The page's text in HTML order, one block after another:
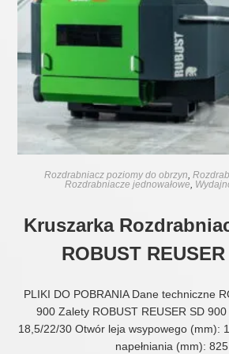
Rozdrabniacz poziomy do obrzyn,
Rozdrabniacze jednowałowe,
Kruszarka
ROBUST
PLIKI DO POBRANIA Dane techniczne
900 Zalety ROBUST REUSER SD
18,5/22/30 Otwór leja wsypowego (mm):
napełniania (mm):